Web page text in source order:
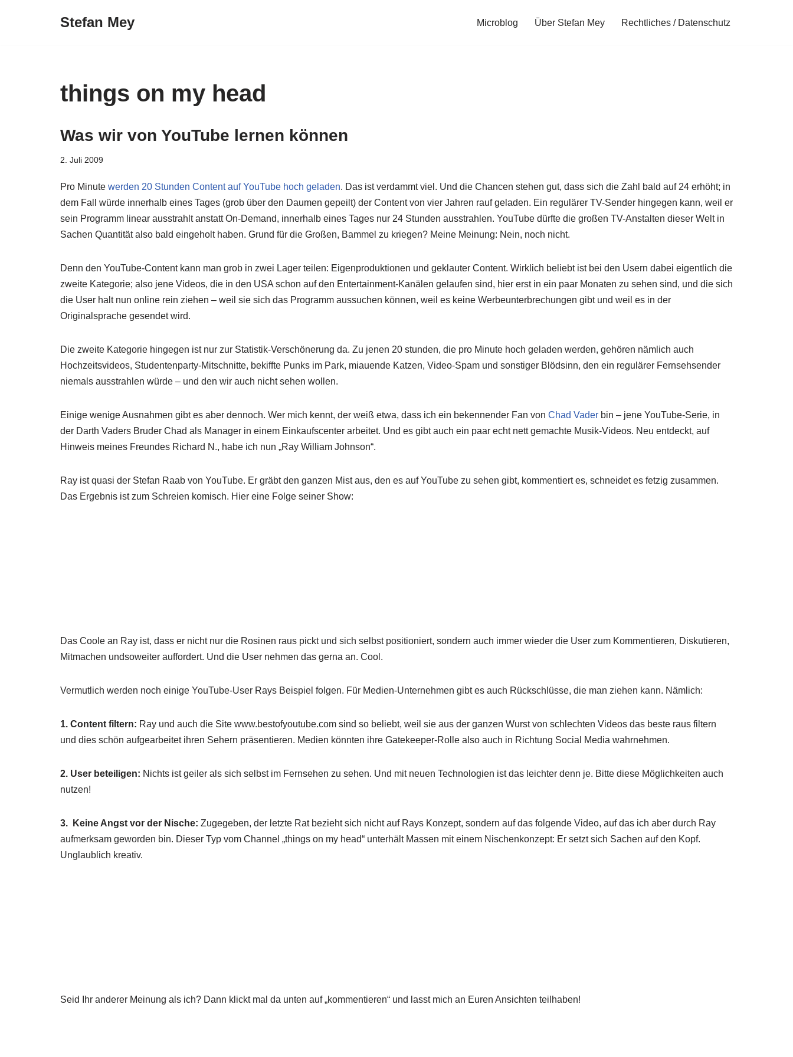
Stefan Mey Microblog Über Stefan Mey Rechtliches / Datenschutz
things on my head
Was wir von YouTube lernen können
2. Juli 2009
Pro Minute werden 20 Stunden Content auf YouTube hoch geladen. Das ist verdammt viel. Und die Chancen stehen gut, dass sich die Zahl bald auf 24 erhöht; in
dem Fall würde innerhalb eines Tages (grob über den Daumen gepeilt) der Content von vier Jahren rauf geladen. Ein regulärer TV-Sender hingegen kann, weil er
sein Programm linear ausstrahlt anstatt On-Demand, innerhalb eines Tages nur 24 Stunden ausstrahlen. YouTube dürfte die großen TV-Anstalten dieser Welt in
Sachen Quantität also bald eingeholt haben. Grund für die Großen, Bammel zu kriegen? Meine Meinung: Nein, noch nicht.
Denn den YouTube-Content kann man grob in zwei Lager teilen: Eigenproduktionen und geklauter Content. Wirklich beliebt ist bei den Usern dabei eigentlich die
zweite Kategorie; also jene Videos, die in den USA schon auf den Entertainment-Kanälen gelaufen sind, hier erst in ein paar Monaten zu sehen sind, und die sich
die User halt nun online rein ziehen – weil sie sich das Programm aussuchen können, weil es keine Werbeunterbrechungen gibt und weil es in der
Originalsprache gesendet wird.
Die zweite Kategorie hingegen ist nur zur Statistik-Verschönerung da. Zu jenen 20 stunden, die pro Minute hoch geladen werden, gehören nämlich auch
Hochzeitsvideos, Studentenparty-Mitschnitte, bekiffte Punks im Park, miauende Katzen, Video-Spam und sonstiger Blödsinn, den ein regulärer Fernsehsender
niemals ausstrahlen würde – und den wir auch nicht sehen wollen.
Einige wenige Ausnahmen gibt es aber dennoch. Wer mich kennt, der weiß etwa, dass ich ein bekennender Fan von Chad Vader bin – jene YouTube-Serie, in
der Darth Vaders Bruder Chad als Manager in einem Einkaufscenter arbeitet. Und es gibt auch ein paar echt nett gemachte Musik-Videos. Neu entdeckt, auf
Hinweis meines Freundes Richard N., habe ich nun „Ray William Johnson“.
Ray ist quasi der Stefan Raab von YouTube. Er gräbt den ganzen Mist aus, den es auf YouTube zu sehen gibt, kommentiert es, schneidet es fetzig zusammen.
Das Ergebnis ist zum Schreien komisch. Hier eine Folge seiner Show:
Das Coole an Ray ist, dass er nicht nur die Rosinen raus pickt und sich selbst positioniert, sondern auch immer wieder die User zum Kommentieren, Diskutieren,
Mitmachen undsoweiter auffordert. Und die User nehmen das gerna an. Cool.
Vermutlich werden noch einige YouTube-User Rays Beispiel folgen. Für Medien-Unternehmen gibt es auch Rückschlüsse, die man ziehen kann. Nämlich:
1. Content filtern: Ray und auch die Site www.bestofyoutube.com sind so beliebt, weil sie aus der ganzen Wurst von schlechten Videos das beste raus filtern
und dies schön aufgearbeitet ihren Sehern präsentieren. Medien könnten ihre Gatekeeper-Rolle also auch in Richtung Social Media wahrnehmen.
2. User beteiligen: Nichts ist geiler als sich selbst im Fernsehen zu sehen. Und mit neuen Technologien ist das leichter denn je. Bitte diese Möglichkeiten auch
nutzen!
3. Keine Angst vor der Nische: Zugegeben, der letzte Rat bezieht sich nicht auf Rays Konzept, sondern auf das folgende Video, auf das ich aber durch Ray
aufmerksam geworden bin. Dieser Typ vom Channel „things on my head“ unterhält Massen mit einem Nischenkonzept: Er setzt sich Sachen auf den Kopf.
Unglaublich kreativ.
Seid Ihr anderer Meinung als ich? Dann klickt mal da unten auf „kommentieren“ und lasst mich an Euren Ansichten teilhaben!